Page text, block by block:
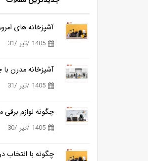
1405 /تیر /31
1405 /تیر /31
1405 /تیر /30